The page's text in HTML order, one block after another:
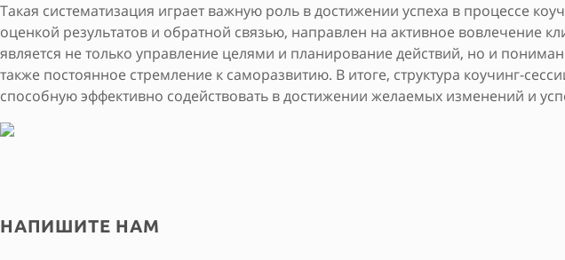
Такая систематизация играет важную роль в достижении успеха в процессе
оценкой результатов и обратной связью, направлен на активное
является не только управление целями и планирование действий, но и
также постоянное стремление к саморазвитию. В итоге, структура коучинг-
способную эффективно содействовать в достижении желаемых изменений и
НАПИШИТЕ НАМ